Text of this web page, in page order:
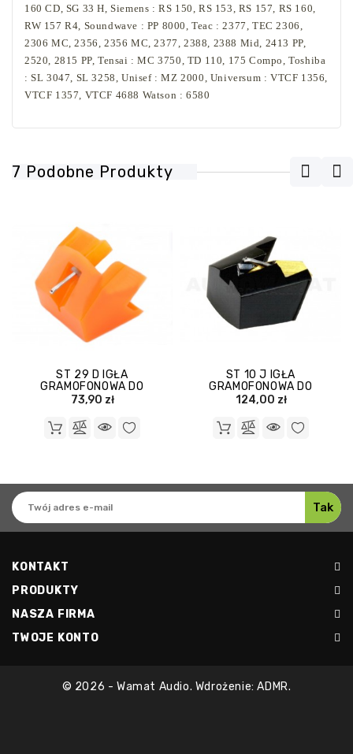
160 CD, SG 33 H, Siemens : RS 150, RS 153, RS 157, RS 160,
RW 157 R4, Soundwave : PP 8000, Teac : 2377, TEC 2306,
2306 MC, 2356, 2356 MC, 2377, 2388, 2388 Mid, 2413 PP,
2520, 2815 PP, Tensai : MC 3750, TD 110, 175 Compo, Toshiba
: SL 3047, SL 3258, Unisef : MZ 2000, Universum : VTCF 1356,
VTCF 1357, VTCF 4688 Watson : 6580
7 Podobne Produkty
ST 29 D IGŁA
GRAMOFONOWA DO
WKŁADKI SANYO MG 57 D
73,90 zł
ST 10 J IGŁA
GRAMOFONOWA DO
WKŁADKI SANYO MG 10
124,00 zł
KONTAKT
PRODUKTY
NASZA FIRMA
TWOJE KONTO
© 2026 - Wamat Audio. Wdrożenie: ADMR.